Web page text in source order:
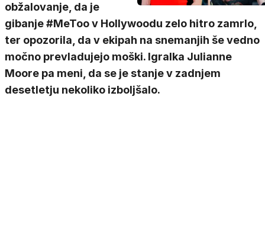
obžalovanje, da je
gibanje #MeToo v Hollywoodu zelo hitro zamrlo,
ter opozorila, da v ekipah na snemanjih še vedno
močno prevladujejo moški. Igralka Julianne
Moore pa meni, da se je stanje v zadnjem
desetletju nekoliko izboljšalo.